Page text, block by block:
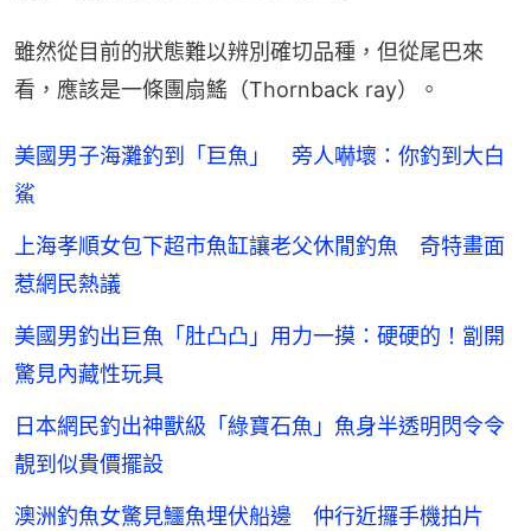
雖然從目前的狀態難以辨別確切品種，但從尾巴來
看，應該是一條團扇鰩（Thornback ray）。
美國男子海灘釣到「巨魚」 旁人嚇壞：你釣到大白
鯊
上海孝順女包下超市魚缸讓老父休閒釣魚 奇特畫面
惹網民熱議
美國男釣出巨魚「肚凸凸」用力一摸：硬硬的！劏開
驚見內藏性玩具
日本網民釣出神獸級「綠寶石魚」魚身半透明閃令令
靚到似貴價擺設
澳洲釣魚女驚見鱷魚埋伏船邊 仲行近攞手機拍片